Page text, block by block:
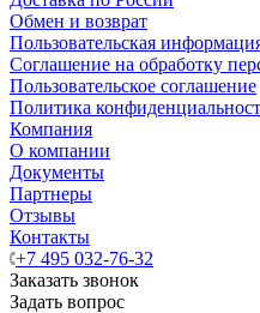
Обмен и возврат
Пользовательская
Соглашение на обработку
Пользовательское соглашение
Политика
Компания
О компании
Документы
Партнеры
Отзывы
Контакты
+7 495 032-76-32
Заказать звонок
Задать вопрос